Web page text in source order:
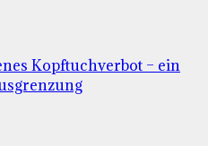
Kopftuchverbot – ein